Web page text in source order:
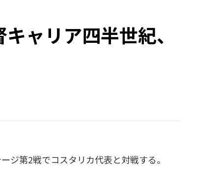
ャリア四半世紀、
第2戦でコスタリカ代表と対戦する。